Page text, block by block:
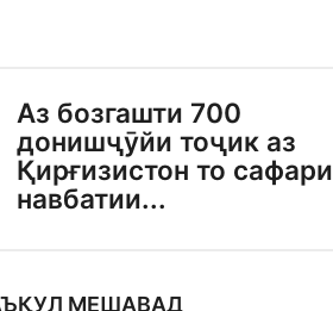
Аз бозгашти 700
донишҷӯйи тоҷик аз
Қирғизистон то сафари
навбатии...
МЕШАВАД